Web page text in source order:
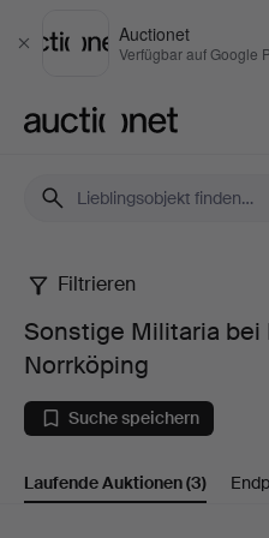
Schließen
Auctionet
Verfügbar auf Google
Sonstige
Militaria
bei
RA
Filtrieren
Sonstige Militaria bei
Norrköping
Suche speichern
Laufende Auktionen(3)